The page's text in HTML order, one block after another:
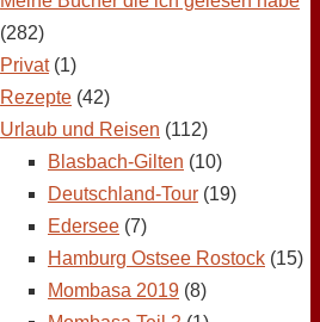
(282)
Privat(1)
Rezepte (42)
Urlaub und Reisen (112)
Blasbach-Gilten (10)
Deutschland-Tour (19)
Edersee (7)
Hamburg Ostsee Rostock (15)
Mombasa 2019 (8)